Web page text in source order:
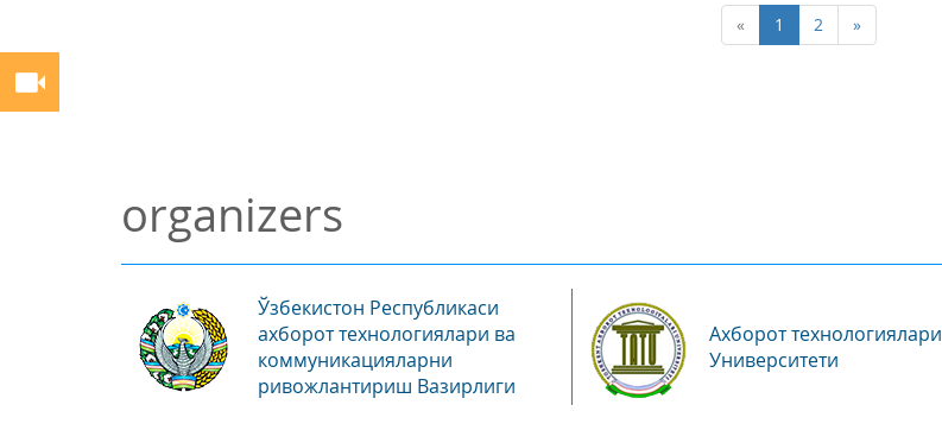
« 1 2 »
organizers
Ўзбекистон Республикаси
ахборот технологиялари ва
коммуникацияларни
ривожлантириш Вазирлиги
Ахборот технологиялари
Университети